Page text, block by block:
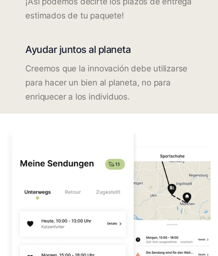
estimados de tu paquete!
Ayudar juntos al planeta
Creemos que la innovación debe utilizarse
para hacer un bien al planeta, no para
enriquecer a los individuos.